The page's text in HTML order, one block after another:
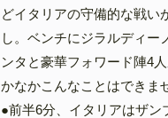
どイタリアの守備的な戦い
し。ベンチにジラルディー
ンタと豪華フォワード陣4
かなかこんなことはできま
●前半6分、イタリアはザ